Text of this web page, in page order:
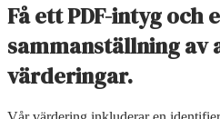
Få ett PDF-intyg och
sammanställning av
värderingar.